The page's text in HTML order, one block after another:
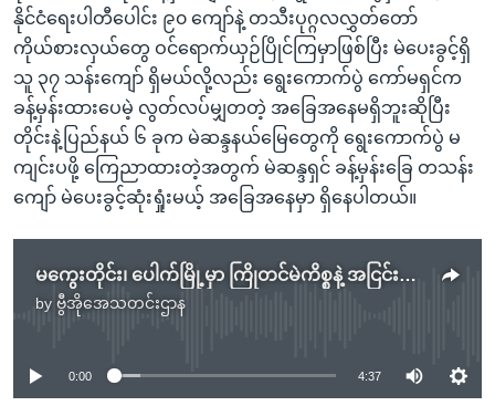
နိုင်ငံရေးပါတီပေါင်း ၉၀ ကျော်နဲ့ တသီးပုဂ္ဂလလွှတ်တော်
ကိုယ်စားလှယ်တွေ ဝင်ရောက်ယှဉ်ပြိုင်ကြမှာဖြစ်ပြီး မဲပေးခွင့်ရှိ
သူ ၃၇ သန်းကျော် ရှိမယ်လို့လည်း ရွေးကောက်ပွဲ ကော်မရှင်က
ခန့်မှန်းထားပေမဲ့ လွတ်လပ်မျှတတဲ့ အခြေအနေမရှိဘူးဆိုပြီး
တိုင်းနဲ့ပြည်နယ် ၆ ခုက မဲဆန္ဒနယ်မြေတွေကို ရွေးကောက်ပွဲ မ
ကျင်းပဖို့ ကြေညာထားတဲ့အတွက် မဲဆန္ဒရှင် ခန့်မှန်းခြေ တသန်း
ကျော် မဲပေးခွင့်ဆုံးရှုံးမယ့် အခြေအနေမှာ ရှိနေပါတယ်။
မကွေးတိုင်း၊ ပေါက်မြို့မှာ ကြိုတင်မဲကိစ္စနဲ့ အငြင်းပွားမှုဖြစ်
by ဗွီအိုအေသတင်းဌာန
No media source currently available
0:00 4:37